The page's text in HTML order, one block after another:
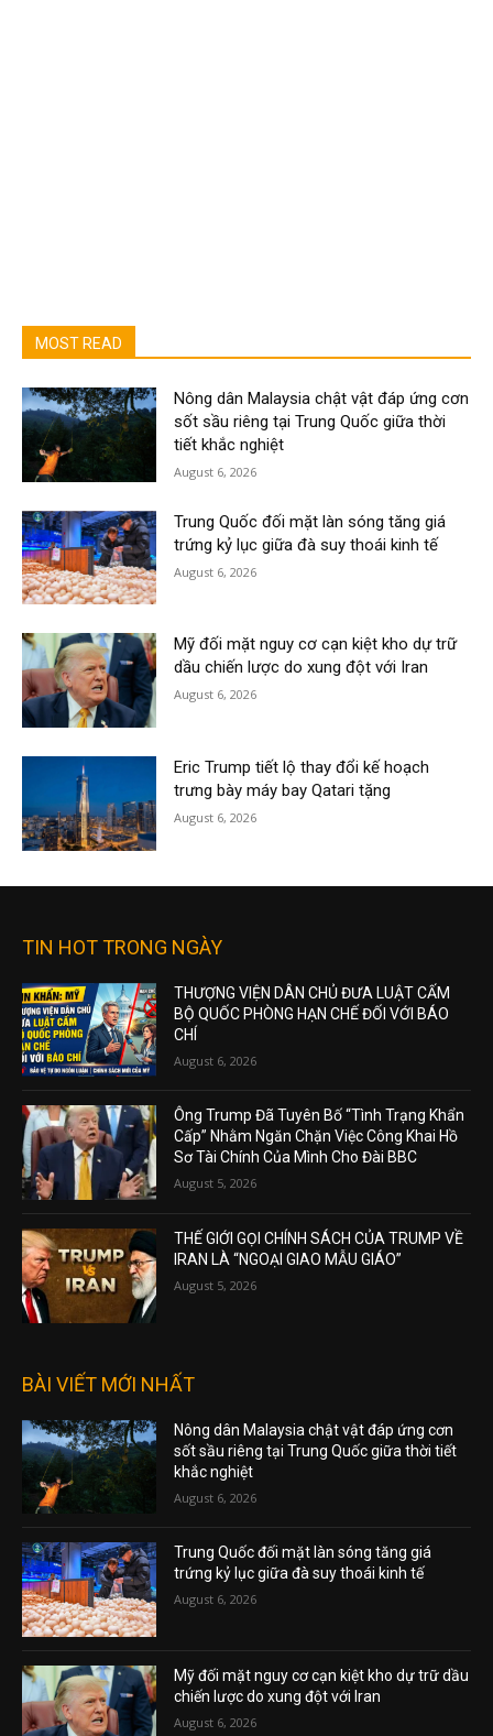
MOST READ
Nông dân Malaysia chật vật đáp ứng cơn
sốt sầu riêng tại Trung Quốc giữa thời
tiết khắc nghiệt
August 6, 2026
Trung Quốc đối mặt làn sóng tăng giá
trứng kỷ lục giữa đà suy thoái kinh tế
August 6, 2026
Mỹ đối mặt nguy cơ cạn kiệt kho dự trữ
dầu chiến lược do xung đột với Iran
August 6, 2026
Eric Trump tiết lộ thay đổi kế hoạch
trưng bày máy bay Qatari tặng
August 6, 2026
TIN HOT TRONG NGÀY
THƯỢNG VIỆN DÂN CHỦ ĐƯA LUẬT CẤM
BỘ QUỐC PHÒNG HẠN CHẾ ĐỐI VỚI BÁO
CHÍ
August 6, 2026
Ông Trump Đã Tuyên Bố “Tình Trạng Khẩn
Cấp” Nhằm Ngăn Chặn Việc Công Khai Hồ
Sơ Tài Chính Của Mình Cho Đài BBC
August 5, 2026
THẾ GIỚI GỌI CHÍNH SÁCH CỦA TRUMP VỀ
IRAN LÀ “NGOẠI GIAO MẪU GIÁO”
August 5, 2026
BÀI VIẾT MỚI NHẤT
Nông dân Malaysia chật vật đáp ứng cơn
sốt sầu riêng tại Trung Quốc giữa thời tiết
khắc nghiệt
August 6, 2026
Trung Quốc đối mặt làn sóng tăng giá
trứng kỷ lục giữa đà suy thoái kinh tế
August 6, 2026
Mỹ đối mặt nguy cơ cạn kiệt kho dự trữ dầu
chiến lược do xung đột với Iran
August 6, 2026